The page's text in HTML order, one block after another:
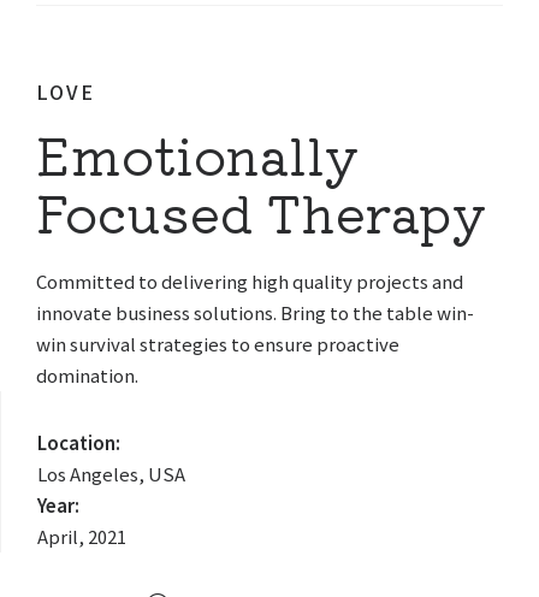
LOVE
Emotionally
Focused Therapy
Committed to delivering high quality projects and
innovate business solutions. Bring to the table win-
win survival strategies to ensure proactive
domination.
Location:
Los Angeles, USA
Year:
April, 2021